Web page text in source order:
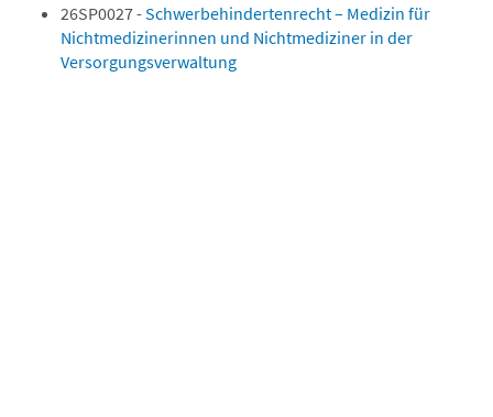
26SP0027 -Schwerbehindertenrecht – Medizin für
Nichtmedizinerinnen und Nichtmediziner in der
Versorgungsverwaltung